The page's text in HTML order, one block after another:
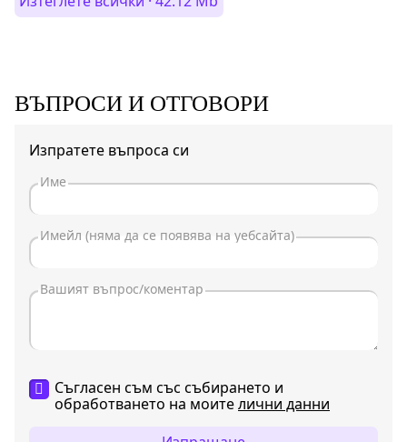
ВЪПРОСИ И ОТГОВОРИ
Изпратете въпроса си
Съгласен съм със събирането и
обработването на моителични данни